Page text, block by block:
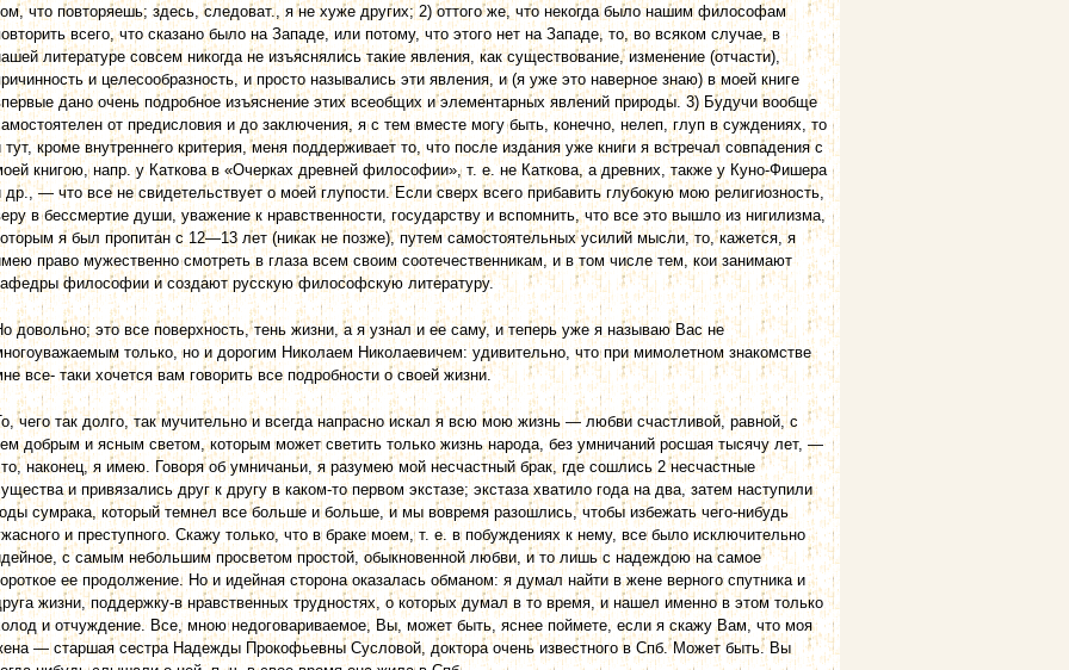
что повторяешь; здесь, следоват., я не хуже других; 2) оттого же, что некогда было нашим философам
всего, что сказано было на Западе, или потому, что этого нет на Западе, то, во всяком случае, в
литературе совсем никогда не изъяснялись такие явления, как существование, изменение (отчасти),
и целесообразность, и просто назывались эти явления, и (я уже это наверное знаю) в моей книге
дано очень подробное изъяснение этих всеобщих и элементарных явлений природы. 3) Будучи вообще
от предисловия и до заключения, я с тем вместе могу быть, конечно, нелеп, глуп в суждениях, то
тут, кроме внутреннего критерия, меня поддерживает то, что после издания уже книги я встречал совпадения с
книгою, напр. у Каткова в «Очерках древней философии», т. е. не Каткова, а древних, также у Куно-Фишера
др., — что все не свидетельствует о моей глупости. Если сверх всего прибавить глубокую мою религиозность,
в бессмертие души, уважение к нравственности, государству и вспомнить, что все это вышло из нигилизма,
я был пропитан с 12—13 лет (никак не позже), путем самостоятельных усилий мысли, то, кажется, я
право мужественно смотреть в глаза всем своим соотечественникам, и в том числе тем, кои занимают
философии и создают русскую философскую литературу.
довольно; это все поверхность, тень жизни, а я узнал и ее саму, и теперь уже я называю Вас не
только, но и дорогим Николаем Николаевичем: удивительно, что при мимолетном знакомстве
все- таки хочется вам говорить все подробности о своей жизни.
чего так долго, так мучительно и всегда напрасно искал я всю мою жизнь — любви счастливой, равной, с
добрым и ясным светом, которым может светить только жизнь народа, без умничаний росшая тысячу лет, —
наконец, я имею. Говоря об умничаньи, я разумею мой несчастный брак, где сошлись 2 несчастные
и привязались друг к другу в каком-то первом экстазе; экстаза хватило года на два, затем наступили
сумрака, который темнел все больше и больше, и мы вовремя разошлись, чтобы избежать чего-нибудь
и преступного. Скажу только, что в браке моем, т. е. в побуждениях к нему, все было исключительно
с самым небольшим просветом простой, обыкновенной любви, и то лишь с надеждою на самое
ее продолжение. Но и идейная сторона оказалась обманом: я думал найти в жене верного спутника и
жизни, поддержку-в нравственных трудностях, о которых думал в то время, и нашел именно в этом только
и отчуждение. Все, мною недоговариваемое, Вы, может быть, яснее поймете, если я скажу Вам, что моя
— старшая сестра Надежды Прокофьевны Сусловой, доктора очень известного в Спб. Может быть. Вы